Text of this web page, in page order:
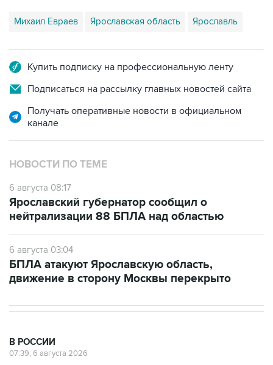
Михаил Евраев Ярославская область Ярославль
Купить подписку на профессиональную ленту
Подписаться на рассылку главных новостей сайта
Получать оперативные новости в официальном
канале
НОВОСТИ ПО ТЕМЕ
6 августа 08:17
Ярославский губернатор сообщил о
нейтрализации 88 БПЛА над областью
6 августа 03:04
БПЛА атакуют Ярославскую область,
движение в сторону Москвы перекрыто
В РОССИИ
07:39, 6 августа 2026